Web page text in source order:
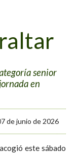
senior
en
de junio de 2026
este sábado